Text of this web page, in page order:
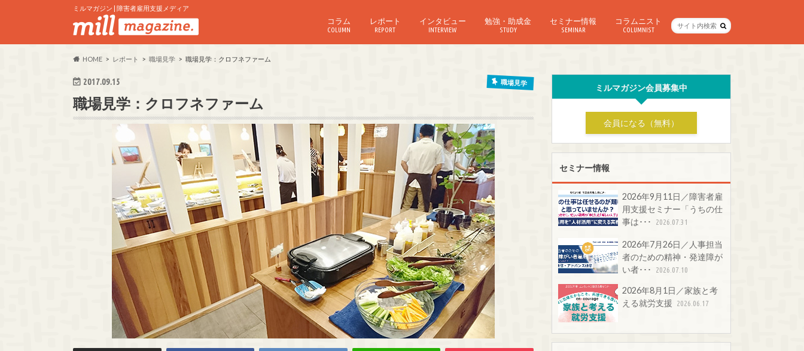
ミルマガジン | 障害者雇用支援メディア
コラム
COLUMN
レポート
REPORT
インタビュー
INTERVIEW
勉強・助成金
STUDY
セミナー情報
SEMINAR
コラムニスト
COLUMNIST
HOME レポート 職場見学 職場見学：クロフネファーム
2017.09.15 職場見学
職場見学：クロフネファーム
ミルマガジン会員募集中
会員になる（無料）
セミナー情報
2026年9月11日／障害者雇
用支援セミナー「うちの仕
事は･･･
2026.07.31
2026年7月26日／人事担当
者のための精神・発達障が
い者･･･
2026.07.10
2026年8月1日／家族と考
える就労支援
2026.06.17